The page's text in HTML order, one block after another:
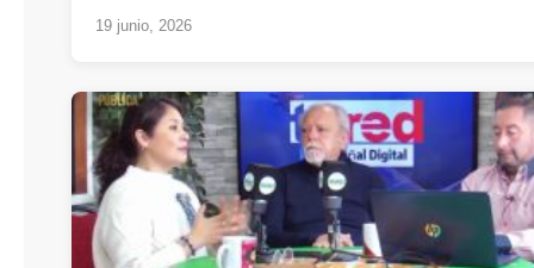
19 junio, 2026